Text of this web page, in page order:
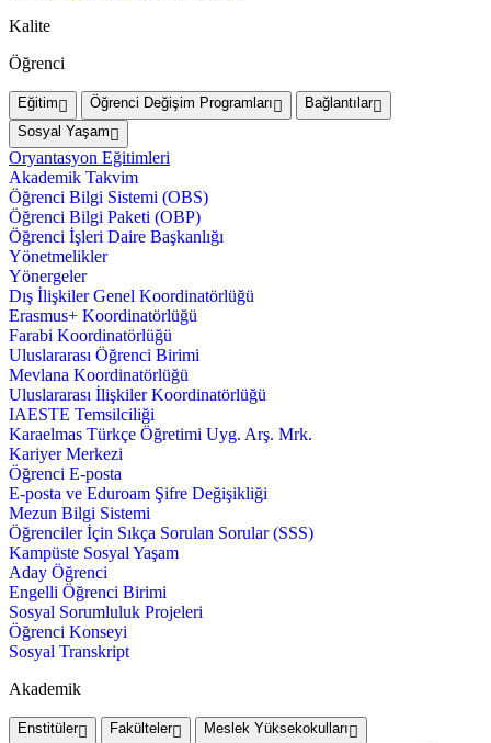
Kalite
Öğrenci
Eğitim Öğrenci Değişim Programları
Bağlantılar
Sosyal Yaşam
Oryantasyon Eğitimleri
Akademik Takvim
Öğrenci Bilgi Sistemi (OBS)
Öğrenci Bilgi Paketi (OBP)
Öğrenci İşleri Daire Başkanlığı
Yönetmelikler
Yönergeler
Dış İlişkiler Genel Koordinatörlüğü
Erasmus+ Koordinatörlüğü
Farabi Koordinatörlüğü
Uluslararası Öğrenci Birimi
Mevlana Koordinatörlüğü
Uluslararası İlişkiler Koordinatörlüğü
IAESTE Temsilciliği
Karaelmas Türkçe Öğretimi Uyg. Arş. Mrk.
Kariyer Merkezi
Öğrenci E-posta
E-posta ve Eduroam Şifre Değişikliği
Mezun Bilgi Sistemi
Öğrenciler İçin Sıkça Sorulan Sorular (SSS)
Kampüste Sosyal Yaşam
Aday Öğrenci
Engelli Öğrenci Birimi
Sosyal Sorumluluk Projeleri
Öğrenci Konseyi
Sosyal Transkript
Akademik
Enstitüler Fakülteler
Meslek Yüksekokulları